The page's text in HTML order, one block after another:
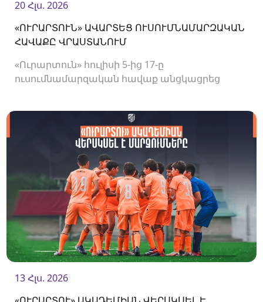
20 Հլս. 2026
«ՈՒՐԱՐՏՈՒՆ» ԱՎԱՐՏԵՑ ՈՒՍՈՒՄՆԱՄԱՐԶԱԿԱՆ
ՀԱՎԱՔԸ ՎՐԱՍՏԱՆՈՒՄ
«Ուրարտուն» հուլիսի 5-ից 17-ը
ուսումնամարզական հավաք անցկացրեց
13 Հլս. 2026